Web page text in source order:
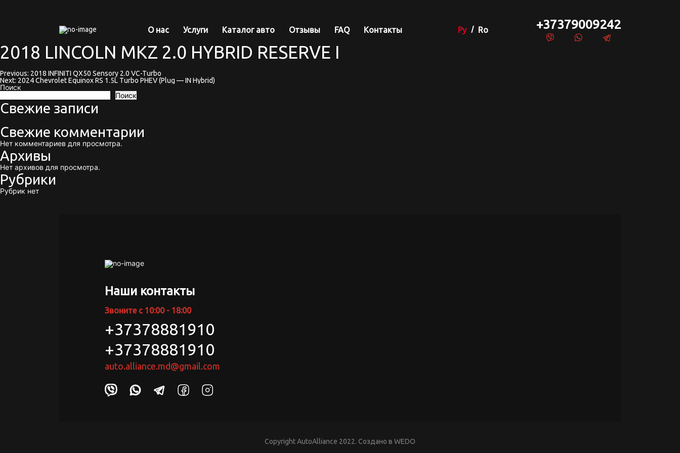
О нас Услуги Каталог авто Отзывы FAQ Контакты Ру Ro +37379009242
2018 LINCOLN MKZ 2.0 HYBRID RESERVE I
Навигация
по
записям
Previous: 2018 INFINITI QX50 Sensory 2.0 VC-Turbo
Next: 2024 Chevrolet Equinox RS 1.5L Turbo PHEV (Plug — IN Hybrid)
Поиск
Поиск
Свежие записи
Свежие комментарии
Нет комментариев для просмотра.
Архивы
Нет архивов для просмотра.
Рубрики
Рубрик нет
Наши контакты
Звоните с 10:00 - 18:00
+37378881910
+37378881910
auto.alliance.md@gmail.com
Copyright AutoAlliance 2022. Создано в WEDO